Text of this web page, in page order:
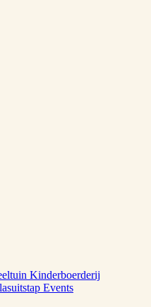
Kinderboerderij
Events